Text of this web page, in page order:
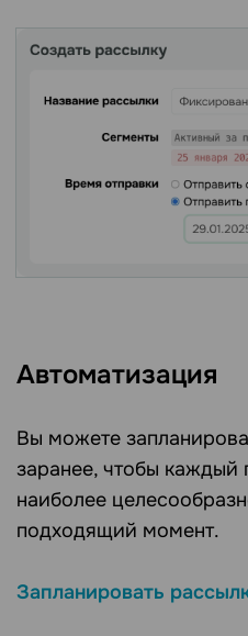
Автоматизация
Вы можете
заранее, чтобы каждый
наиболее
подходящий момент.
Запланировать